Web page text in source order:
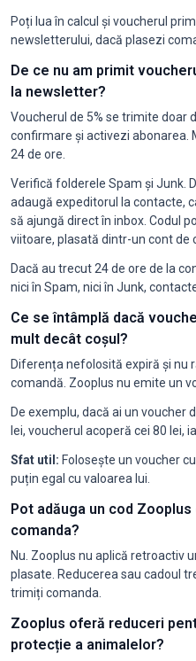
Poți lua în calcul și voucherul
newsletterului, dacă plasezi
De ce nu am primit
la newsletter?
Voucherul de 5% se trimite doar
confirmare și activezi abonarea.
24 de ore.
Verifică folderele Spam și Junk.
adaugă expeditorul la contacte,
să ajungă direct în inbox. Codul
viitoare, plasată dintr-un cont de
Dacă au trecut 24 de ore de la
nici în Spam, nici în Junk,
Ce se întâmplă dacă
mult decât coșul?
Diferența nefolosită expiră și nu
comandă. Zooplus nu emite un
De exemplu, dacă ai un voucher
lei, voucherul acoperă cei 80 lei,
Sfat util: Folosește un voucher
puțin egal cu valoarea lui.
Pot adăuga un cod
comanda?
Nu. Zooplus nu aplică retroactiv
plasate. Reducerea sau cadoul
trimiți comanda.
Zooplus oferă reduceri
protecție a animalelor?